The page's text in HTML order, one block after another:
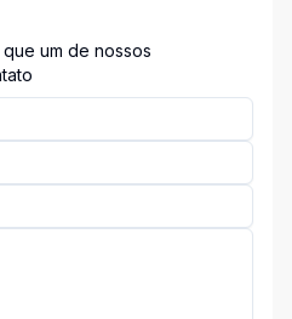
um de nossos